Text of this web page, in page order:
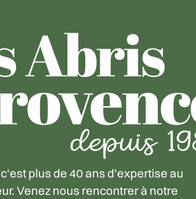
plus de 40 ans d'expertise au
Venez nous rencontrer à notre